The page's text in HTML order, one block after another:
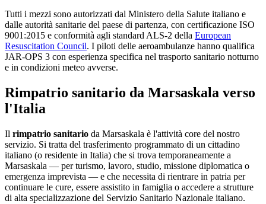
Tutti i mezzi sono autorizzati dal Ministero della Salute italiano e
dalle autorità sanitarie del paese di partenza, con certificazione ISO
9001:2015 e conformità agli standard ALS-2 della European
Resuscitation Council. I piloti delle aeroambulanze hanno qualifica
JAR-OPS 3 con esperienza specifica nel trasporto sanitario notturno
e in condizioni meteo avverse.
Rimpatrio sanitario da Marsaskala verso
l'Italia
Il rimpatrio sanitario da Marsaskala è l'attività core del nostro
servizio. Si tratta del trasferimento programmato di un cittadino
italiano (o residente in Italia) che si trova temporaneamente a
Marsaskala — per turismo, lavoro, studio, missione diplomatica o
emergenza imprevista — e che necessita di rientrare in patria per
continuare le cure, essere assistito in famiglia o accedere a strutture
di alta specializzazione del Servizio Sanitario Nazionale italiano.